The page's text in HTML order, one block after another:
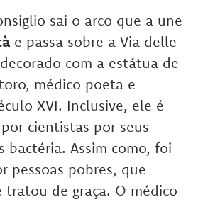
sai o arco que a une
e passa sobre a Via delle
com a estátua de
médico poeta e
XVI. Inclusive, ele é
cientistas por seus
bactéria. Assim como, foi
pessoas pobres, que
tratou de graça. O médico